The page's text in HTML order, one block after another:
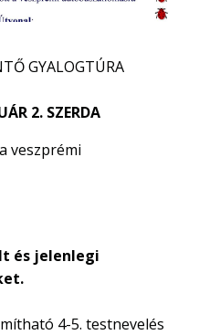
GYALOGTÚRA
2. SZERDA
veszprémi
és jelenlegi
4-5. testnevelés